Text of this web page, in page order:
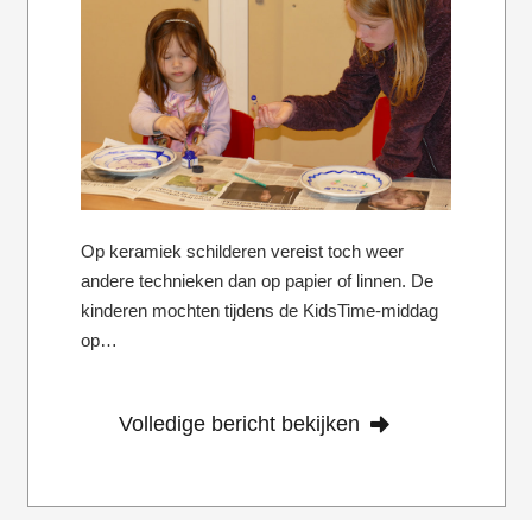
Op keramiek schilderen vereist toch weer
andere technieken dan op papier of linnen. De
kinderen mochten tijdens de KidsTime-middag
op…
Volledige bericht bekijken